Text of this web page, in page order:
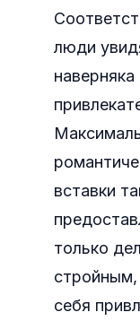
люди
вставки
только
стройным,
себя